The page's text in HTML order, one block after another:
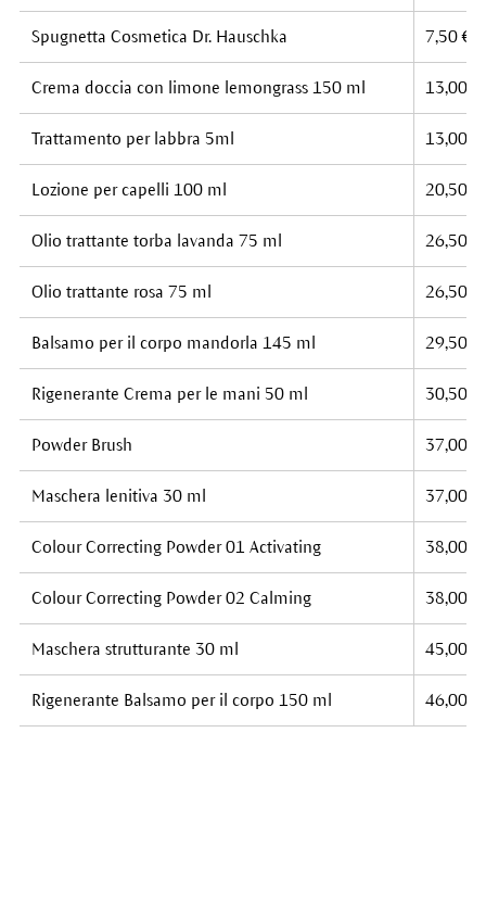
Spugnetta Cosmetica Dr. Hauschka 7,50 €
Crema doccia con limone lemongrass 150 ml 13,00 €
Trattamento per labbra 5ml 13,00 €
Lozione per capelli 100 ml 20,50 €
Olio trattante torba lavanda 75 ml 26,50 €
Olio trattante rosa 75 ml 26,50 €
Balsamo per il corpo mandorla 145 ml 29,50 €
Rigenerante Crema per le mani 50 ml 30,50 €
Powder Brush 37,00 €
Maschera lenitiva 30 ml 37,00 €
Colour Correcting Powder 01 Activating 38,00 €
Colour Correcting Powder 02 Calming 38,00 €
Maschera strutturante 30 ml 45,00 €
Rigenerante Balsamo per il corpo 150 ml 46,00 €